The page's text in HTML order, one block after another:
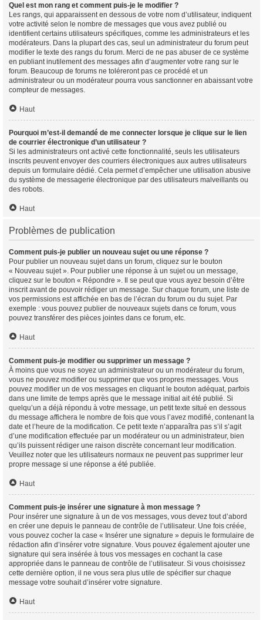
Quel est mon rang et comment puis-je le modifier ?
Les rangs, qui apparaissent en dessous de votre nom d’utilisateur, indiquent
votre activité selon le nombre de messages que vous avez publié ou
identifient certains utilisateurs spécifiques, comme les administrateurs et les
modérateurs. Dans la plupart des cas, seul un administrateur du forum peut
modifier le texte des rangs du forum. Merci de ne pas abuser de ce système
en publiant inutilement des messages afin d’augmenter votre rang sur le
forum. Beaucoup de forums ne toléreront pas ce procédé et un
administrateur ou un modérateur pourra vous sanctionner en abaissant votre
compteur de messages.
Haut
Pourquoi m’est-il demandé de me connecter lorsque je clique sur le lien
de courrier électronique d’un utilisateur ?
Si les administrateurs ont activé cette fonctionnalité, seuls les utilisateurs
inscrits peuvent envoyer des courriers électroniques aux autres utilisateurs
depuis un formulaire dédié. Cela permet d’empêcher une utilisation abusive
du système de messagerie électronique par des utilisateurs malveillants ou
des robots.
Haut
Problèmes de publication
Comment puis-je publier un nouveau sujet ou une réponse ?
Pour publier un nouveau sujet dans un forum, cliquez sur le bouton
« Nouveau sujet ». Pour publier une réponse à un sujet ou un message,
cliquez sur le bouton « Répondre ». Il se peut que vous ayez besoin d’être
inscrit avant de pouvoir rédiger un message. Sur chaque forum, une liste de
vos permissions est affichée en bas de l’écran du forum ou du sujet. Par
exemple : vous pouvez publier de nouveaux sujets dans ce forum, vous
pouvez transférer des pièces jointes dans ce forum, etc.
Haut
Comment puis-je modifier ou supprimer un message ?
À moins que vous ne soyez un administrateur ou un modérateur du forum,
vous ne pouvez modifier ou supprimer que vos propres messages. Vous
pouvez modifier un de vos messages en cliquant le bouton adéquat, parfois
dans une limite de temps après que le message initial ait été publié. Si
quelqu’un a déjà répondu à votre message, un petit texte situé en dessous
du message affichera le nombre de fois que vous l’avez modifié, contenant la
date et l’heure de la modification. Ce petit texte n’apparaîtra pas s’il s’agit
d’une modification effectuée par un modérateur ou un administrateur, bien
qu’ils puissent rédiger une raison discrète concernant leur modification.
Veuillez noter que les utilisateurs normaux ne peuvent pas supprimer leur
propre message si une réponse a été publiée.
Haut
Comment puis-je insérer une signature à mon message ?
Pour insérer une signature à un de vos messages, vous devez tout d’abord
en créer une depuis le panneau de contrôle de l’utilisateur. Une fois créée,
vous pouvez cocher la case « Insérer une signature » depuis le formulaire de
rédaction afin d’insérer votre signature. Vous pouvez également ajouter une
signature qui sera insérée à tous vos messages en cochant la case
appropriée dans le panneau de contrôle de l’utilisateur. Si vous choisissez
cette dernière option, il ne vous sera plus utile de spécifier sur chaque
message votre souhait d’insérer votre signature.
Haut